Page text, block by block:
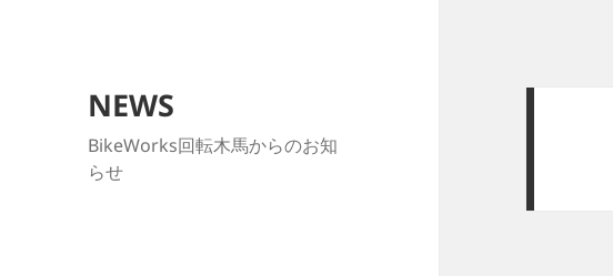
NEWS
BikeWorks回転木馬からのお知
らせ